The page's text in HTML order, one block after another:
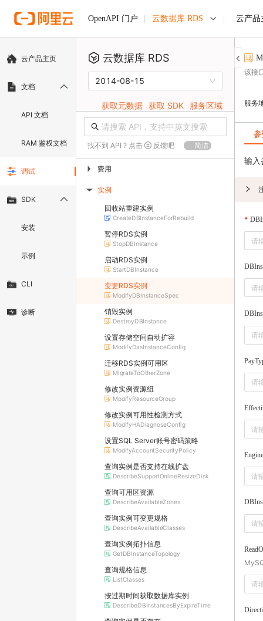
OpenAPI 门户 云数据库 RDS 云产品
云产品主页
文档
API 文档
RAM 鉴权文档
调试
SDK
安装
示例
CLI
诊断
云数据库 RDS
2014-08-15
获取元数据 获取 SDK 服务区域
找不到 API ? 点击 反馈吧 简洁
▶ 费用
▶ 实例
回收站重建实例
CreateDBInstanceForRebuild
暂停RDS实例
StopDBInstance
启动RDS实例
StartDBInstance
变更RDS实例
ModifyDBInstanceSpec
销毁实例
DestroyDBInstance
设置存储空间自动扩容
ModifyDasInstanceConfig
迁移RDS实例可用区
MigrateToOtherZone
修改实例资源组
ModifyResourceGroup
修改实例可用性检测方式
ModifyHADiagnoseConfig
设置SQL Server账号密码策略
ModifyAccountSecurityPolicy
查询实例是否支持在线扩盘
DescribeSupportOnlineResizeDisk
查询可用区资源
DescribeAvailableZones
查询实例可变更规格
DescribeAvailableClasses
查询实例拓扑信息
GetDBInstanceTopology
查询规格信息
ListClasses
按过期时间获取数据库实例
DescribeDBInstancesByExpireTime
该接
服务
输入